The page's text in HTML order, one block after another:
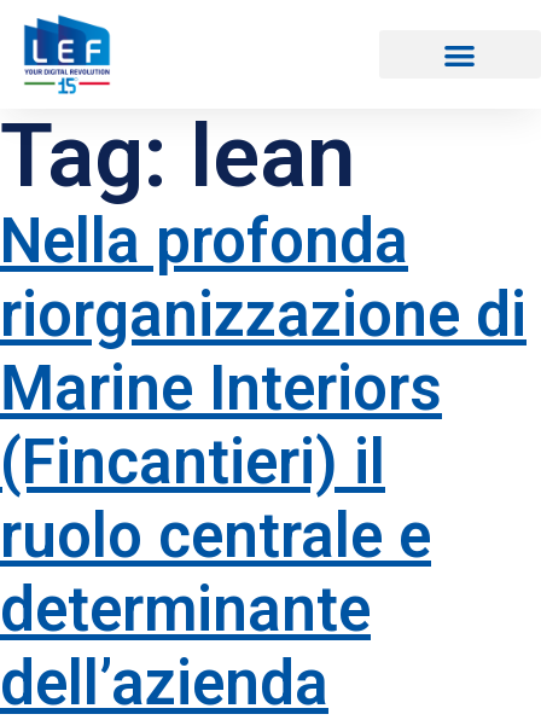
Tag: lean
Nella profonda
riorganizzazione di
Marine Interiors
(Fincantieri) il
ruolo centrale e
determinante
dell’azienda